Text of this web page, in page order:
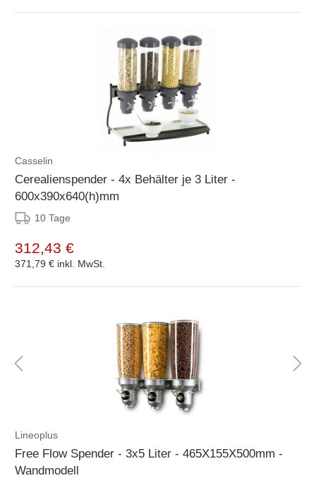
Casselin
Cerealienspender - 4x Behälter je 3 Liter -
600x390x640(h)mm
10 Tage
312,43 €
371,79 € inkl. MwSt.
Lineoplus
Free Flow Spender - 3x5 Liter - 465X155X500mm -
Wandmodell